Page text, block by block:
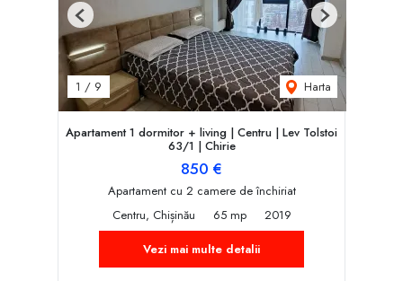
1 / 9 Harta
Previous Next
Apartament 1 dormitor + living | Centru | Lev Tolstoi
63/1 | Chirie
850 €
Apartament cu 2 camere de închiriat
Centru, Chișinău
65 mp
2019
Vezi mai multe detalii